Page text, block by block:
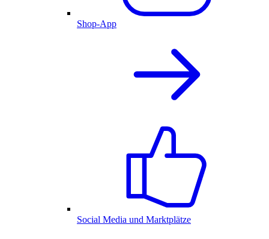
Shop-App
Social Media und Marktplätze